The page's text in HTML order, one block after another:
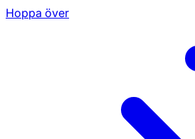
Hoppa över